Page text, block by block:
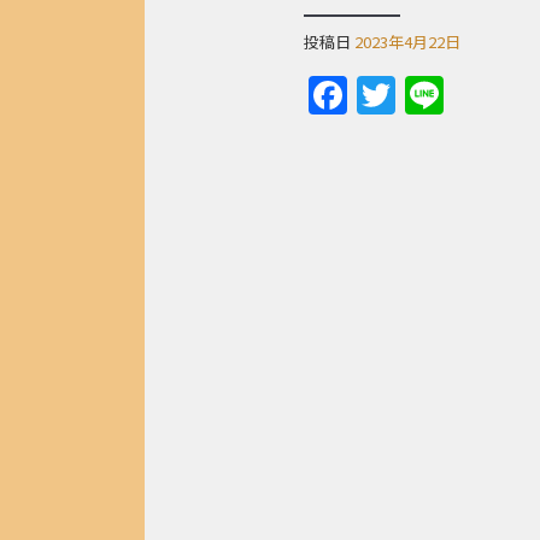
投稿日 2023年4月22日
Facebook
Twitter